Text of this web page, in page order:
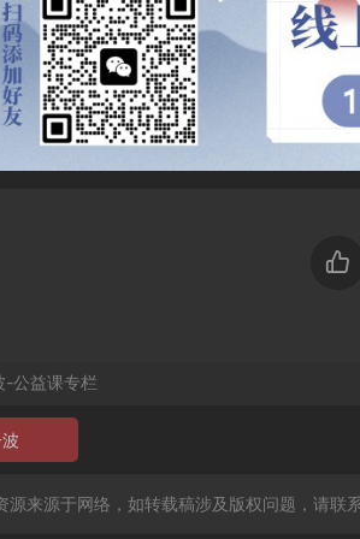
-公益课专栏
源来源于网络，如转载稿涉及版权问题，请联